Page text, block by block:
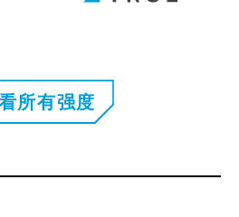
所有强度